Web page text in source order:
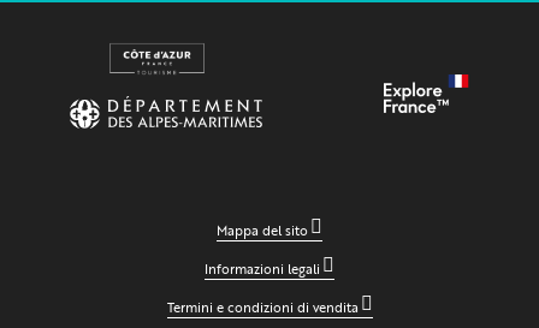
Mappa del sito
Informazioni legali
Termini e condizioni di vendita